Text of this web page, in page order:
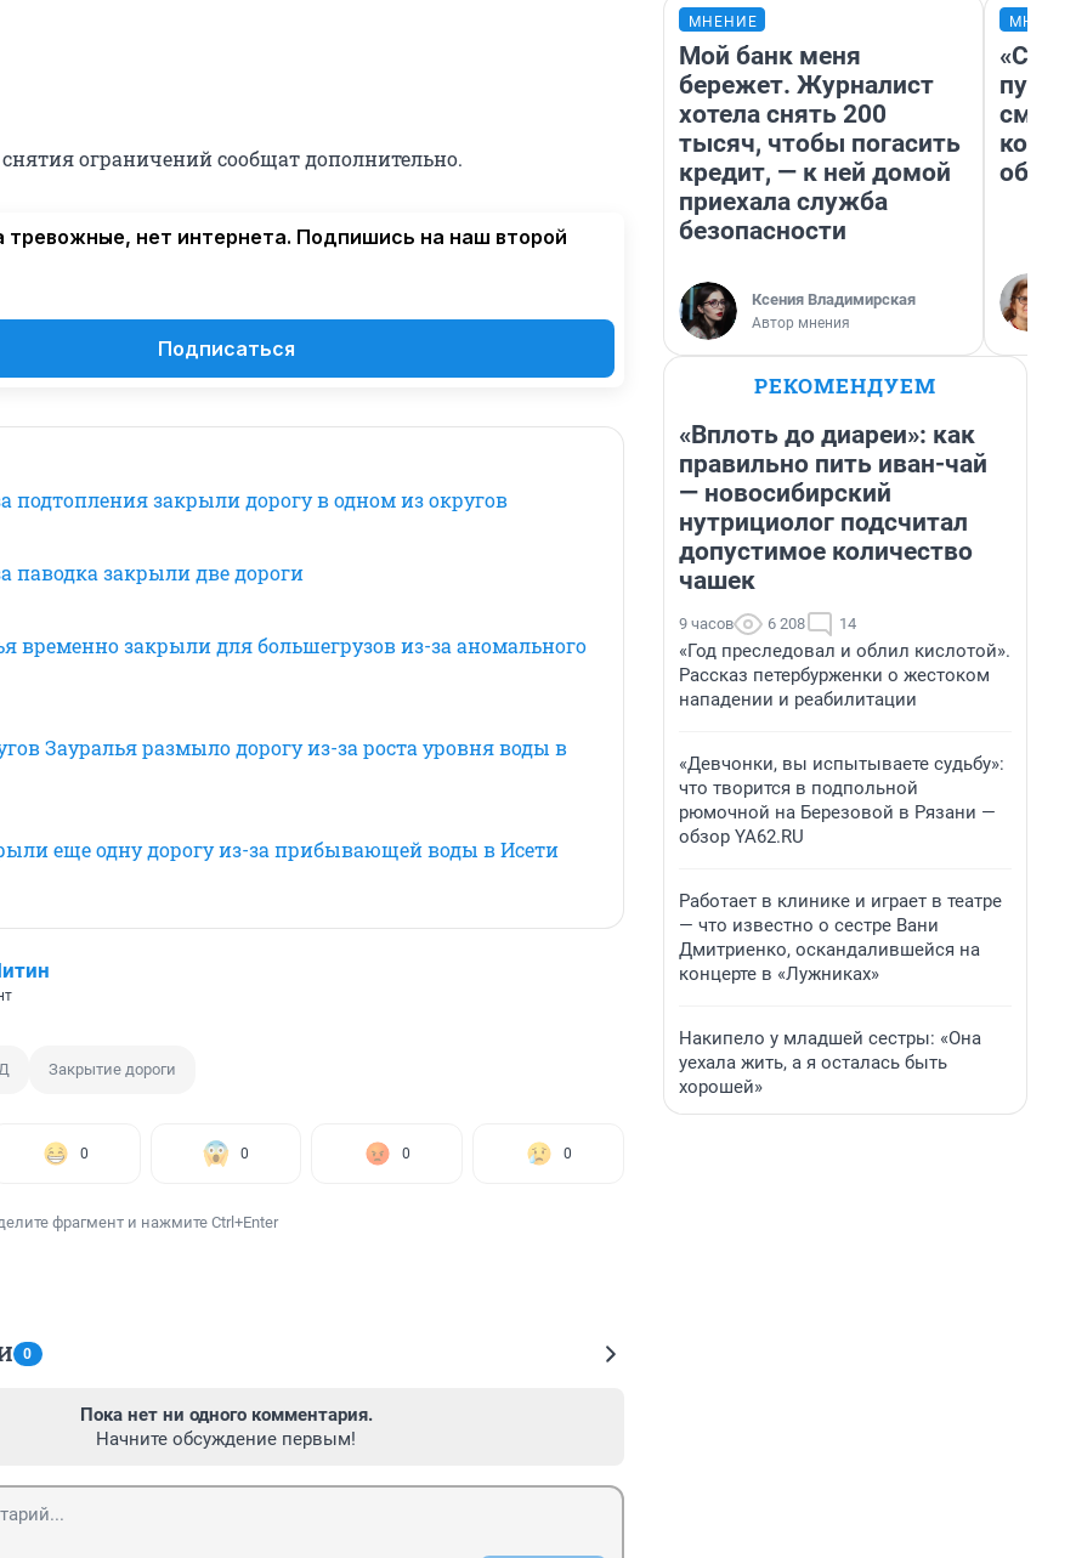
ограничений сообщат дополнительно.
тревожные, нет интернета. Подпишись на наш второй
Подписаться
подтопления закрыли дорогу в одном из округов
паводка закрыли две дороги
временно закрыли для большегрузов из-за аномального
Зауралья размыло дорогу из-за роста уровня воды в
еще одну дорогу из-за прибывающей воды в Исети
Закрытие дороги
0 0 0 0
фрагмент и нажмите Ctrl+Enter
0
Пока нет ни одного комментария.
Начните обсуждение первым!
МНЕНИЕ
Мой банк меня
бережет. Журналист
хотела снять 200
тысяч, чтобы погасить
кредит, — к ней домой
приехала служба
безопасности
Ксения Владимирская
Автор мнения
РЕКОМЕНДУЕМ
«Вплоть до диареи»: как
правильно пить иван-чай
— новосибирский
нутрициолог подсчитал
допустимое количество
чашек
9 часов 6 208 14
«Год преследовал и облил кислотой».
Рассказ петербурженки о жестоком
нападении и реабилитации
«Девчонки, вы испытываете судьбу»:
что творится в подпольной
рюмочной на Березовой в Рязани —
обзор YA62.RU
Работает в клинике и играет в театре
— что известно о сестре Вани
Дмитриенко, оскандалившейся на
концерте в «Лужниках»
Накипело у младшей сестры: «Она
уехала жить, а я осталась быть
хорошей»